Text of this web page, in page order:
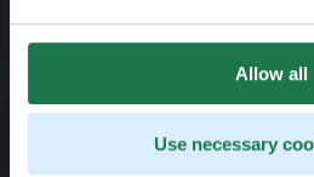
Allow all
Use necessary